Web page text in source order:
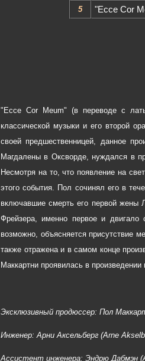
5 "Ecce Cor
"Ecce Cor Meum" (в переводе с
классической музыки и его второй
своей предшественницей, данное
Магдалены в Оксворде, нуждался в
Несмотря на то, что появление на
этого события. Пол сочинял его в
включавшие смерть его первой жены
Фрейзера, именно первое и двигало
возможно, объясняется присутствие
также отражена и в самом конце
Маккартни проявилась в
Эксклюзивный продюссер: Пол
Инженер: Арни Аксельберг (Arne
Ассистент инженера: Эндрю Дабмэн (